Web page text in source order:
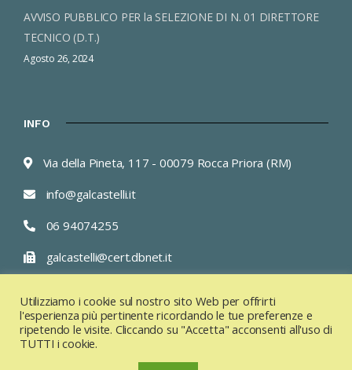
AVVISO PUBBLICO PER la SELEZIONE DI N. 01 DIRETTORE
TECNICO (D.T.)
Agosto 26, 2024
INFO
Via della Pineta, 117 - 00079 Rocca Priora (RM)
info@galcastelli.it
06 94074255
galcastelli@cert.dbnet.it
Utilizziamo i cookie sul nostro sito Web per offrirti
l'esperienza più pertinente ricordando le tue preferenze e
ripetendo le visite. Cliccando su "Accetta" acconsenti all'uso di
TUTTI i cookie.